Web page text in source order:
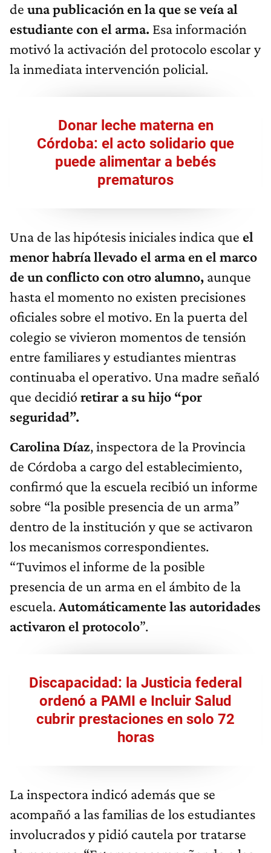
de una publicación en la que se veía al
estudiante con el arma. Esa información
motivó la activación del protocolo escolar y
la inmediata intervención policial.
Donar leche materna en
Córdoba: el acto solidario que
puede alimentar a bebés
prematuros
Una de las hipótesis iniciales indica que el
menor habría llevado el arma en el marco
de un conflicto con otro alumno, aunque
hasta el momento no existen precisiones
oficiales sobre el motivo. En la puerta del
colegio se vivieron momentos de tensión
entre familiares y estudiantes mientras
continuaba el operativo. Una madre señaló
que decidió retirar a su hijo “por
seguridad”.
Carolina Díaz, inspectora de la Provincia
de Córdoba a cargo del establecimiento,
confirmó que la escuela recibió un informe
sobre “la posible presencia de un arma”
dentro de la institución y que se activaron
los mecanismos correspondientes.
“Tuvimos el informe de la posible
presencia de un arma en el ámbito de la
escuela.Automáticamente las autoridades
activaron el protocolo”.
Discapacidad: la Justicia federal
ordenó a PAMI e Incluir Salud
cubrir prestaciones en solo 72
horas
La inspectora indicó además que se
acompañó a las familias de los estudiantes
involucrados y pidió cautela por tratarse